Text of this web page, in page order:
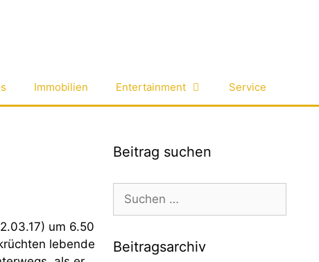
Immobilien Entertainment Service
um 6.50
lebende
Beitrag suchen
Suchen
nach:
Beitragsarchiv